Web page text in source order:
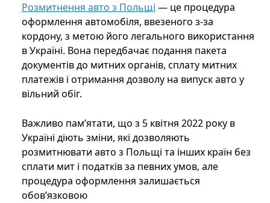
Розмитнення авто з Польщі — це процедура
оформлення автомобіля, ввезеного з-за
кордону, з метою його легального використання
в Україні. Вона передбачає подання пакета
документів до митних органів, сплату митних
платежів і отримання дозволу на випуск авто у
вільний обіг.
Важливо пам’ятати, що з 5 квітня 2022 року в
Україні діють зміни, які дозволяють
розмитнювати авто з Польщі та інших країн без
сплати мит і податків за певних умов, але
процедура оформлення залишається
обов’язковою